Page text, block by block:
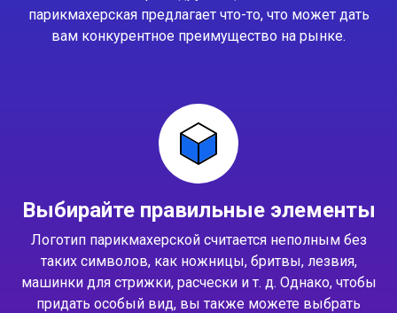
парикмахерская предлагает что-то, что может дать
вам конкурентное преимущество на рынке.
Выбирайте правильные элементы
Логотип парикмахерской считается неполным без
таких символов, как ножницы, бритвы, лезвия,
машинки для стрижки, расчески и т. д. Однако, чтобы
придать особый вид, вы также можете выбрать